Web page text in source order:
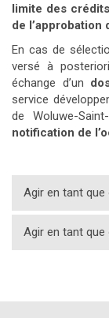
limite des
de l’approbation
En cas de
versé à
échange d’un
service
de Woluwe-
notification de
Agir en tant que
Agir en tant